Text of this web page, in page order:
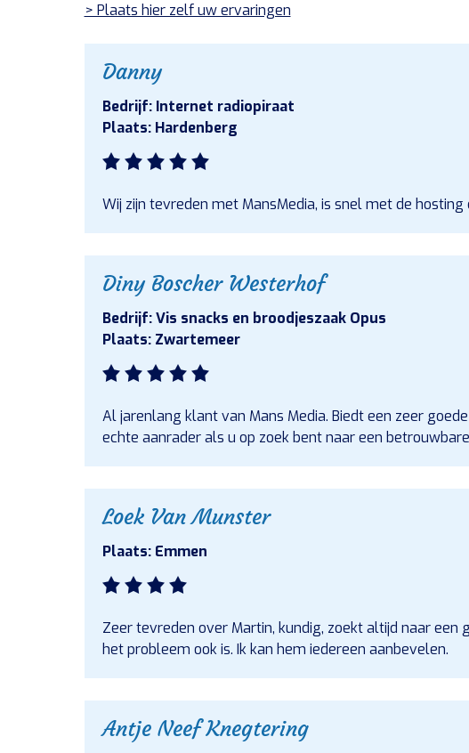
> Plaats hier zelf uw ervaringen
Danny
Bedrijf: Internet radiopiraat
Plaats: Hardenberg
Wij zijn tevreden met MansMedia, is snel met de
Diny Boscher Westerhof
Bedrijf: Vis snacks en broodjeszaak Opus
Plaats: Zwartemeer
Al jarenlang klant van Mans Media. Biedt een zeer
echte aanrader als u op zoek bent naar een
Loek Van Munster
Plaats: Emmen
Zeer tevreden over Martin, kundig, zoekt altijd naar
het probleem ook is. Ik kan hem iedereen aanbevelen.
Antje Neef Knegtering